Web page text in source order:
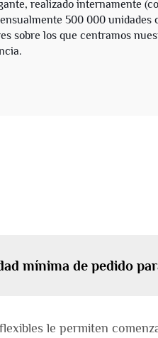
realizado internamente
500 000
sobre los que centramos
mínima de pedido
le permiten